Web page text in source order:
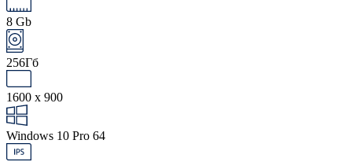
8 Gb
256Гб
1600 x 900
Windows 10 Pro 64